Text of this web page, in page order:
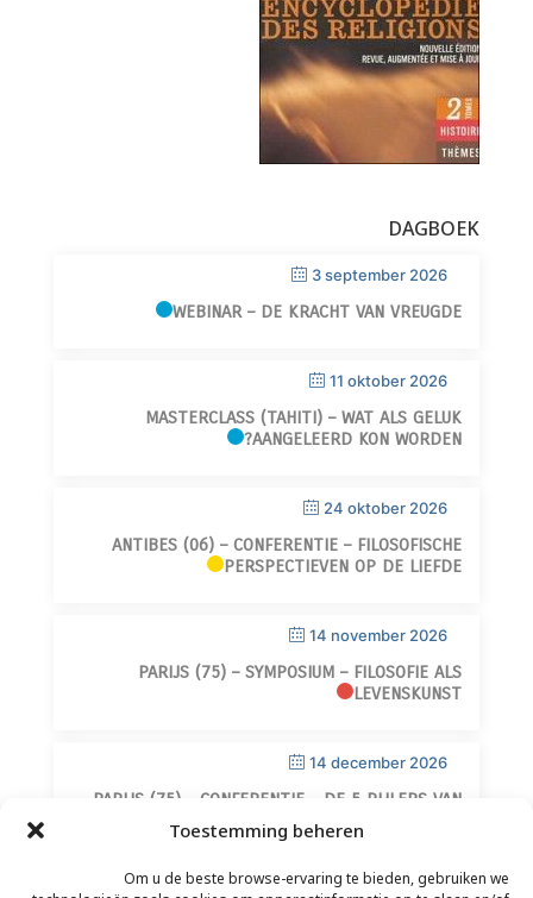
Toestemming beheren
Om u de beste browse-ervaring te bieden, gebruiken we
DAGBOEK
3 september 2026
WEBINAR – DE KRACHT VAN VREUGDE
11 oktober 2026
MASTERCLASS (TAHITI) – WAT ALS GELUK
AANGELEERD KON WORDEN?
24 oktober 2026
ANTIBES (06) – CONFERENTIE – FILOSOFISCHE
PERSPECTIEVEN OP DE LIEFDE
14 november 2026
PARIJS (75) – SYMPOSIUM – FILOSOFIE ALS
LEVENSKUNST
14 december 2026
PARIJS (75) – CONFERENTIE – DE 5 PIJLERS VAN